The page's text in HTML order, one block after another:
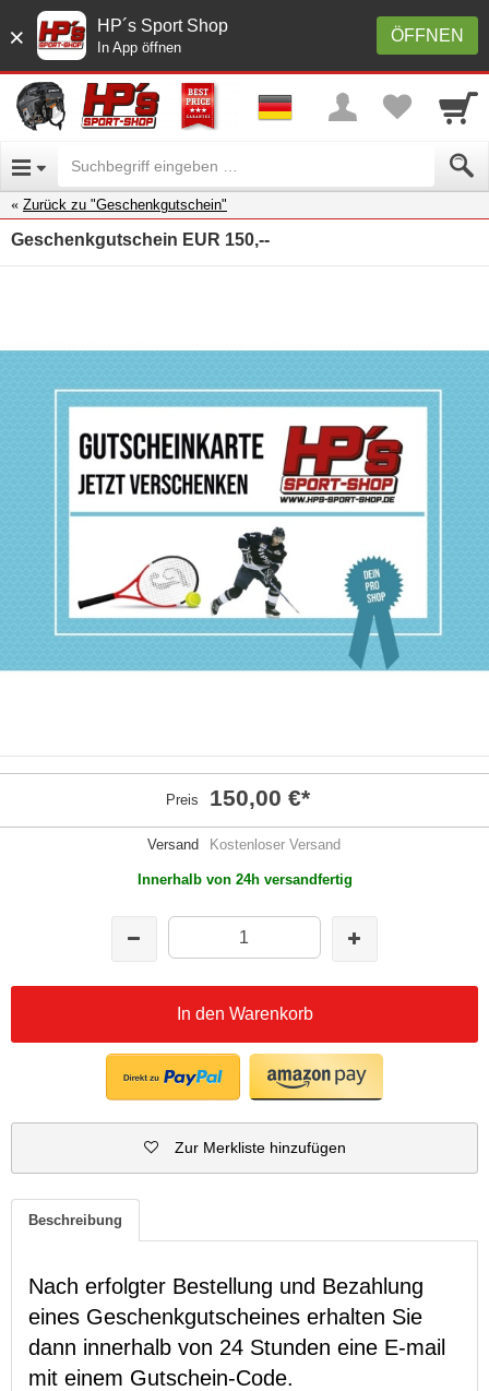
× ÖFFNEN
HP´s Sport Shop
In App öffnen
Zurück zu "Geschenkgutschein"
Geschenkgutschein EUR 150,--
Preis 150,00 €*
Versand Kostenloser Versand
Innerhalb von 24h versandfertig
In den Warenkorb
Zur Merkliste hinzufügen
Beschreibung
Nach erfolgter Bestellung und Bezahlung
eines Geschenkgutscheines erhalten Sie
dann innerhalb von 24 Stunden eine E-mail
mit einem Gutschein-Code.